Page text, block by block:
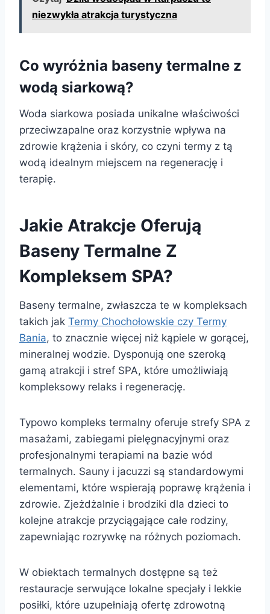
niezwykła atrakcja turystyczna
Co wyróżnia baseny termalne z
wodą siarkową?
Woda siarkowa posiada unikalne właściwości
przeciwzapalne oraz korzystnie wpływa na
zdrowie krążenia i skóry, co czyni termy z tą
wodą idealnym miejscem na regenerację i
terapię.
Jakie Atrakcje Oferują
Baseny Termalne Z
Kompleksem SPA?
Baseny termalne, zwłaszcza te w kompleksach
takich jak Termy Chochołowskie czy Termy
Bania, to znacznie więcej niż kąpiele w gorącej,
mineralnej wodzie. Dysponują one szeroką
gamą atrakcji i stref SPA, które umożliwiają
kompleksowy relaks i regenerację.
Typowo kompleks termalny oferuje strefy SPA z
masażami, zabiegami pielęgnacyjnymi oraz
profesjonalnymi terapiami na bazie wód
termalnych. Sauny i jacuzzi są standardowymi
elementami, które wspierają poprawę krążenia i
zdrowie. Zjeżdżalnie i brodziki dla dzieci to
kolejne atrakcje przyciągające całe rodziny,
zapewniając rozrywkę na różnych poziomach.
W obiektach termalnych dostępne są też
restauracje serwujące lokalne specjały i lekkie
posiłki, które uzupełniają ofertę zdrowotną